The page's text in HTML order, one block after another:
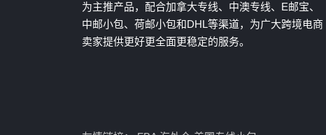
为主推产品，配合加拿大专线、中澳专线、E邮宝、
中邮小包、荷邮小包和DHL等渠道，为广大跨境电商
卖家提供更好更全面更稳定的服务。